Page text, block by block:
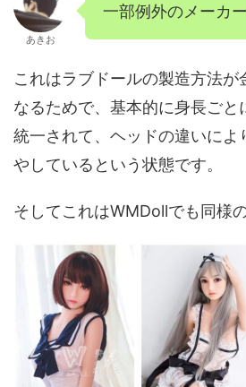
あきお
一部例外のメーカ
これはラブドールの製造方法が
なるためで、基本的に身長ごと
統一されて、ヘッドの違いによ
やしているという状態です。
そしてこれはWMDollでも同様